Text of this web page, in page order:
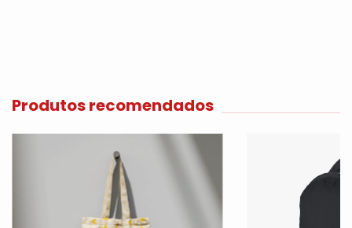
Produtos recomendados